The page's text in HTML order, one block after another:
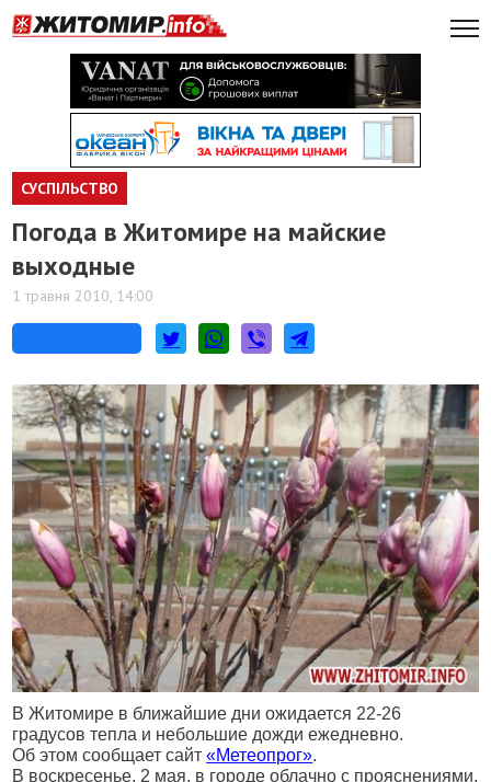
СУСПІЛЬСТВО
Погода в Житомире на майские
выходные
1 травня 2010, 14:00
В Житомире в ближайшие дни ожидается 22-26
градусов тепла и небольшие дожди ежедневно.
Об этом сообщает сайт«Метеопрог».
В воскресенье, 2 мая, в городе облачно с прояснениями,